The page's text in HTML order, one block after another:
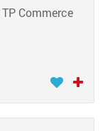
Commerce